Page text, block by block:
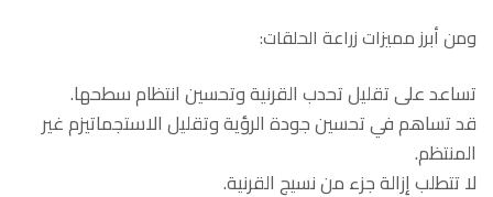
ومن أبرز مميزات زراعة الحلقات:
تساعد على تقليل تحدب القرنية وتحسين انتظام سطحها.
قد تساهم في تحسين جودة الرؤية وتقليل الاستجماتيزم غير
المنتظم.
لا تتطلب إزالة جزء من نسيج القرنية.